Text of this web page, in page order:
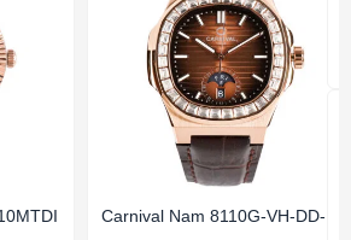
Carnival Nam 8110G-VH-DD-N